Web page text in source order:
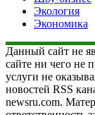
Экология
Экономика
Данный сайт не
сайте ни чего не
услуги не
новостей RSS
newsru.com.